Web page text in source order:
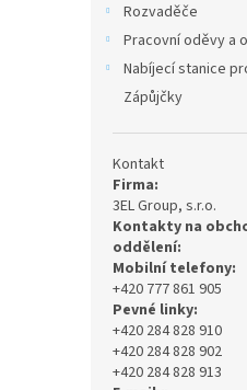
Rozvaděče
Pracovní oděvy a
Nabíjecí stanice
Zápůjčky
Kontakt
Firma:
3EL Group, s.r.o.
Kontakty na
oddělení:
Mobilní telefony:
+420 777 861 905
Pevné linky:
+420 284 828 910
+420 284 828 902
+420 284 828 913